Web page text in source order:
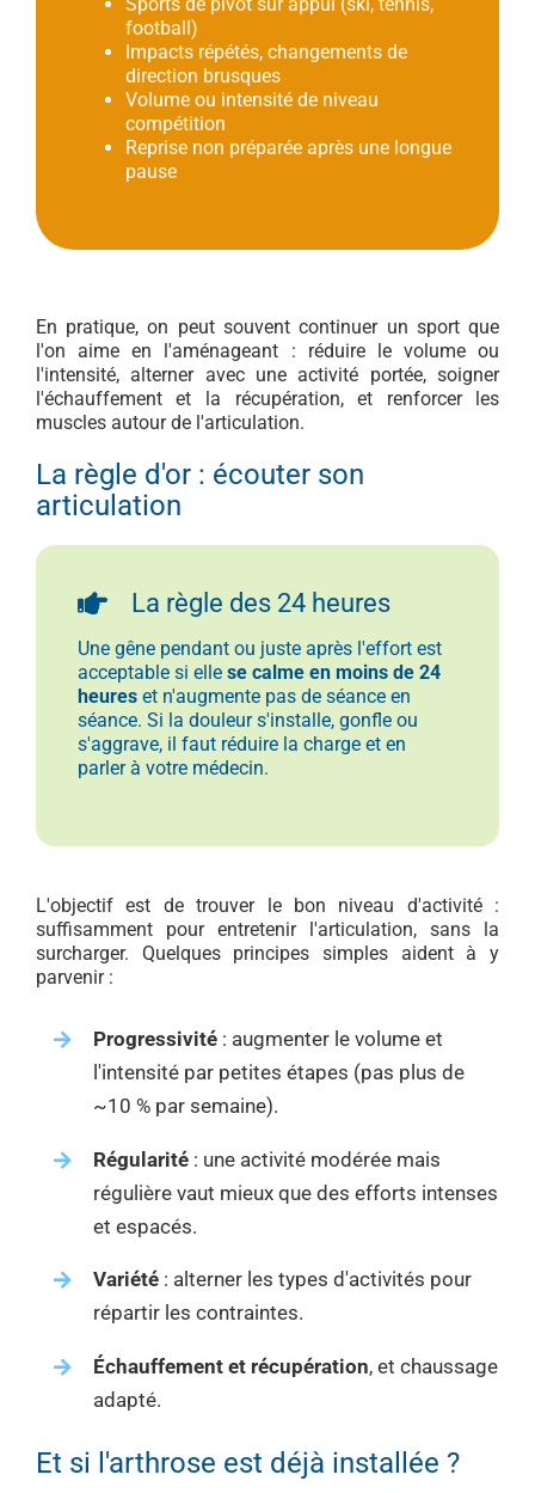
football)
Impacts répétés, changements de
direction brusques
Volume ou intensité de niveau
compétition
Reprise non préparée après une longue
pause
En pratique, on peut souvent continuer un sport que
l'on aime en l'aménageant : réduire le volume ou
l'intensité, alterner avec une activité portée, soigner
l'échauffement et la récupération, et renforcer les
muscles autour de l'articulation.
La règle d'or : écouter son
articulation
La règle des 24 heures
Une gêne pendant ou juste après l'effort est
acceptable si elle se calme en moins de 24
heureset n'augmente pas de séance en
séance. Si la douleur s'installe, gonfle ou
s'aggrave, il faut réduire la charge et en
parler à votre médecin.
L'objectif est de trouver le bon niveau d'activité :
suffisamment pour entretenir l'articulation, sans la
surcharger. Quelques principes simples aident à y
parvenir :
Progressivité: augmenter le volume et
l'intensité par petites étapes (pas plus de
~10 % par semaine).
Régularité: une activité modérée mais
régulière vaut mieux que des efforts intenses
et espacés.
Variété: alterner les types d'activités pour
répartir les contraintes.
Échauffement et récupération, et chaussage
adapté.
Et si l'arthrose est déjà installée ?